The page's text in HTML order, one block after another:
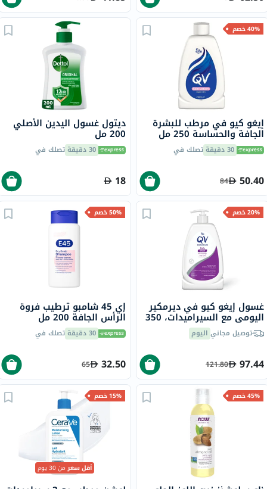
40% خصم
إيغو كيو في مرطب للبشرة
الجافة والحساسة 250 مل
30 دقيقة تصلك في
50.40
84
ديتول غسول اليدين الأصلي
200 مل
30 دقيقة تصلك في
18
20% خصم
غسول إيغو كيو في ديرمكير
اليومي مع السيراميدات، 350
ملتوصيل مجاني اليوم
97.44
121.80
50% خصم
إي 45 شامبو ترطيب فروة
الرأس الجافة 200 مل
30 دقيقة تصلك في
32.50
65
45% خصم 15% خصم
أقل سعرمن 30 يوم